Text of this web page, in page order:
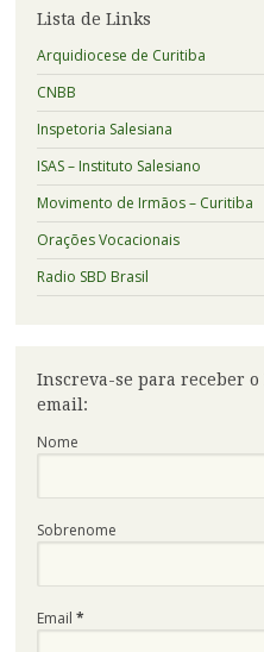
Lista de Links
Arquidiocese de Curitiba
CNBB
Inspetoria Salesiana
ISAS – Instituto Salesiano
Movimento de Irmãos – Curitiba
Orações Vocacionais
Radio SBD Brasil
Inscreva-se para receber
email:
Nome
Sobrenome
Email *